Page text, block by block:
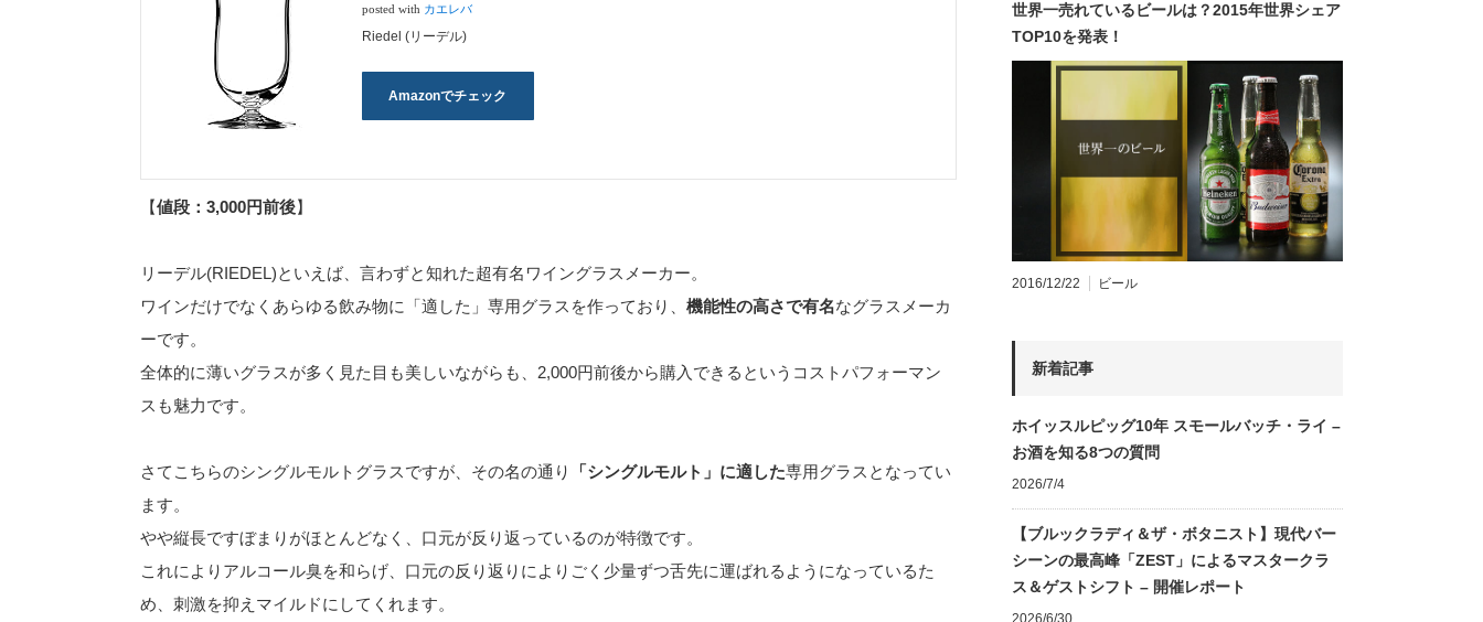
posted with カエレバ
Riedel (リーデル)
Amazonでチェック
【値段：3,000円前後】
リーデル(RIEDEL)といえば、言わずと知れた超有名ワイングラスメーカー。
ワインだけでなくあらゆる飲み物に「適した」専用グラスを作っており、 機能性の高さで有名なグラスメーカ
ーです。
全体的に薄いグラスが多く見た目も美しいながらも、2,000円前後から購入できるというコストパフォーマン
スも魅力です。
さてこちらのシングルモルトグラスですが、その名の通り 「シングルモルト」に適した専用グラスとなってい
ます。
やや縦長ですぼまりがほとんどなく、口元が反り返っているのが特徴です。
これによりアルコール臭を和らげ、口元の反り返りによりごく少量ずつ舌先に運ばれるようになっているた
め、刺激を抑えマイルドにしてくれます。
世界一売れているビールは？2015年世界シェア
TOP10を発表！
2016/12/22 ビール
新着記事
ホイッスルピッグ10年 スモールバッチ・ライ –
お酒を知る8つの質問
2026/7/4
【ブルックラディ＆ザ・ボタニスト】現代バー
シーンの最高峰「ZEST」によるマスタークラ
ス＆ゲストシフト – 開催レポート
2026/6/30